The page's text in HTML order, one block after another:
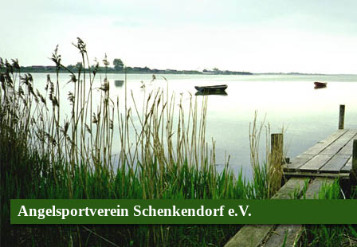
Angelsportverein Schenkendorf e.V.